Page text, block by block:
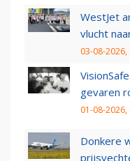
WestJet
vlucht
03-08-2026,
gevaren
01-08-2026,
Donkere